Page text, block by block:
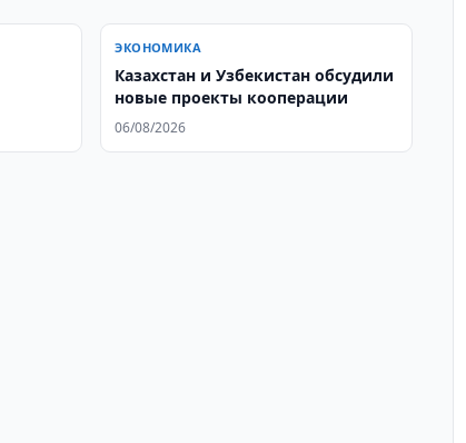
ЭКОНОМИКА
Казахстан и Узбекистан обсудили
новые проекты кооперации
06/08/2026